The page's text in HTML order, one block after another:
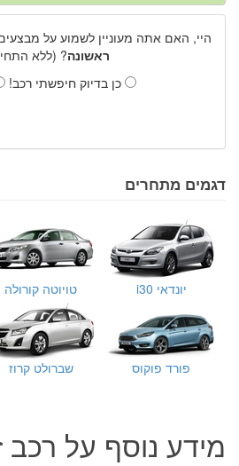
היי, האם אתה מעוניין לשמוע על
ראשונה? (ללא
כן בדיוק חיפשתי רכב!
דגמים מתחרים
יונדאי i30 טויוטה קורולה
פורד פוקוס שברולט קרוז
מידע נוסף על רכב